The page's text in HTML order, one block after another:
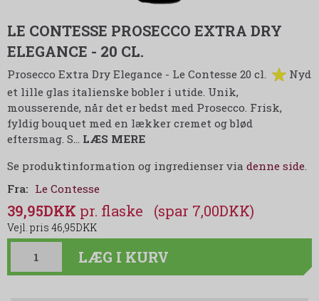
LE CONTESSE PROSECCO EXTRA DRY
ELEGANCE - 20 CL.
Prosecco Extra Dry Elegance - Le Contesse 20 cl.
Nyd
et lille glas italienske bobler i utide. Unik,
mousserende, når det er bedst med Prosecco. Frisk,
fyldig bouquet med en lækker cremet og blød
eftersmag. S
LÆS MERE
Se produktinformation og ingredienser via denne side
Fra: Le Contesse
39,95DKK
46,95DKK
(spar 7,00DKK)
LÆG I KURV